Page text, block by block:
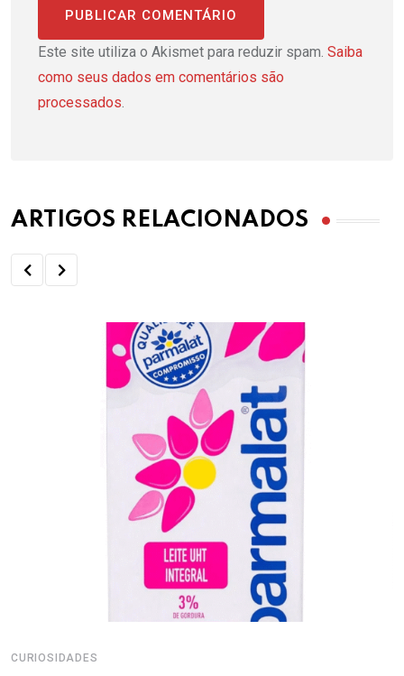
Este site utiliza o Akismet para reduzir spam. Saiba
como seus dados em comentários são
processados.
ARTIGOS RELACIONADOS
CURIOSIDADES